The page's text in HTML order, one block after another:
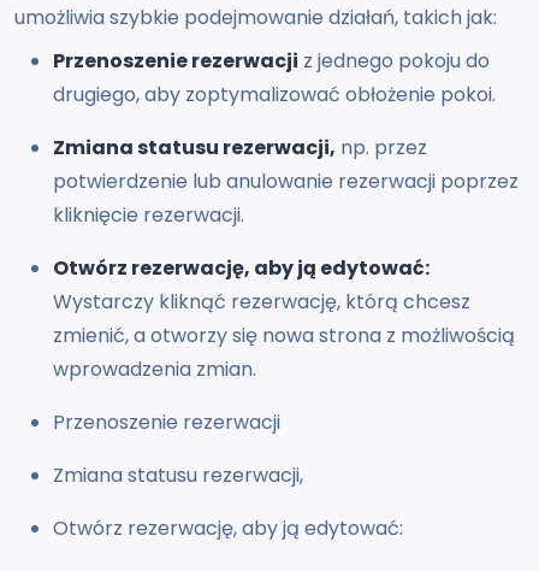
umożliwia szybkie podejmowanie działań, takich jak:
Przenoszenie rezerwacji z jednego pokoju do
drugiego, aby zoptymalizować obłożenie pokoi.
Zmiana statusu rezerwacji, np. przez
potwierdzenie lub anulowanie rezerwacji poprzez
kliknięcie rezerwacji.
Otwórz rezerwację, aby ją edytować:
Wystarczy kliknąć rezerwację, którą chcesz
zmienić, a otworzy się nowa strona z możliwością
wprowadzenia zmian.
Przenoszenie rezerwacji
Zmiana statusu rezerwacji,
Otwórz rezerwację, aby ją edytować: